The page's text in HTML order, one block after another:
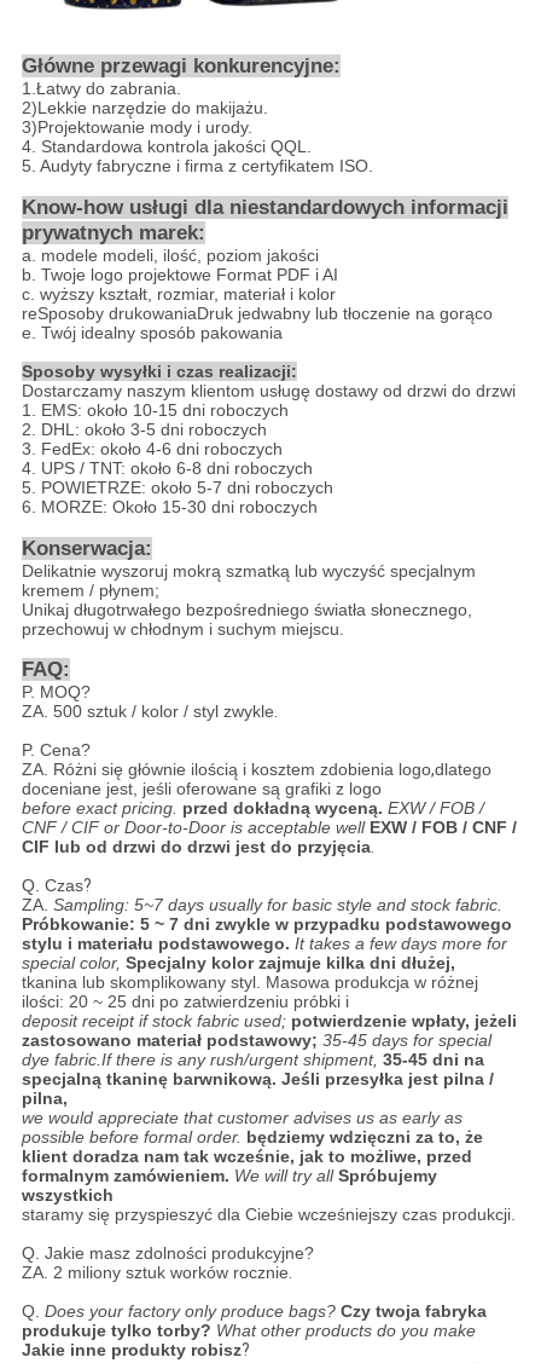
Główne przewagi konkurencyjne:
1. Łatwy do zabrania
2)Lekkie narzędzie do makijażu
3)Projektowanie mody i urody.
4. Standardowa kontrola jakości QQL.
5. Audyty fabryczne i firma z certyfikatem ISO.
Know-how usługi dla niestandardowych informacji
prywatnych marek:
a. modele modeli, ilość, poziom jakości
b. Twoje logo projektowe Format PDF i AI
c. wyższy kształt, rozmiar, materiał i kolor
reSposoby drukowaniaDruk jedwabny lub tłoczenie na gorąco
e. Twój idealny sposób pakowania
Sposoby wysyłki i czas realizacji:
Dostarczamy naszym klientom usługę dostawy od drzwi do drzwi
1. EMS: około 10-15 dni roboczych
2. DHL: około 3-5 dni roboczych
3. FedEx: około 4-6 dni roboczych
4. UPS / TNT: około 6-8 dni roboczych
5. POWIETRZE: około 5-7 dni roboczych
6. MORZE: Około 15-30 dni roboczych
Konserwacja:
Delikatnie wyszoruj mokrą szmatką lub wyczyść specjalnym
kremem / płynem;
Unikaj długotrwałego bezpośredniego światła słonecznego,
przechowuj w chłodnym i suchym miejscu.
FAQ:
P. MOQ?
ZA. 500 sztuk / kolor / styl zwykle
P. Cena?
ZA. Różni się głównie ilością i kosztem zdobienia logo,dlatego
doceniane jest, jeśli oferowane są grafiki z logo
before exact pricing. przed dokładną wyceną. EXW / FOB /
CNF / CIF or Door-to-Door is acceptable well EXW / FOB / CNF /
CIF lub od drzwi do drzwi jest do przyjęcia.
Q. Czas?
ZA. Sampling: 5~7 days usually for basic style and stock fabric.
Próbkowanie: 5 ~ 7 dni zwykle w przypadku podstawowego
stylu i materiału podstawowego. It takes a few days more for
special color, Specjalny kolor zajmuje kilka dni dłużej,
tkanina lub skomplikowany styl. Masowa produkcja w różnej
ilości: 20 ~ 25 dni po zatwierdzeniu próbki i
deposit receipt if stock fabric used; potwierdzenie wpłaty, jeżeli
zastosowano materiał podstawowy; 35-45 days for special
dye fabric.If there is any rush/urgent shipment, 35-45 dni na
specjalną tkaninę barwnikową. Jeśli przesyłka jest pilna /
pilna,
we would appreciate that customer advises us as early as
possible before formal order. będziemy wdzięczni za to, że
klient doradza nam tak wcześnie, jak to możliwe, przed
formalnym zamówieniem. We will try all Spróbujemy
wszystkich
staramy się przyspieszyć dla Ciebie wcześniejszy czas produkcji.
Q. Jakie masz zdolności produkcyjne?
ZA. 2 miliony sztuk worków rocznie
Q. Does your factory only produce bags? Czy twoja fabryka
produkuje tylko torby? What other products do you make
Jakie inne produkty robisz?